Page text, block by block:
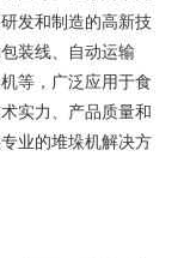
发和制造的高新技
装线、自动运输
等，广泛应用于食
实力、产品质量和
业的堆垛机解决方